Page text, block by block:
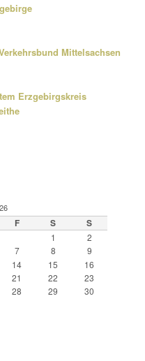
Mittelsachsen
Erzgebirgskreis
F S S
1
2
7 8
9
14 15
16
21 22
23
28 29
30